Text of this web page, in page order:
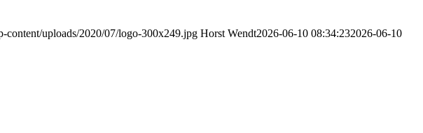
content/uploads/2020/07/logo-300x249.jpg Horst Wendt2026-06-10 08:34:232026-06-10